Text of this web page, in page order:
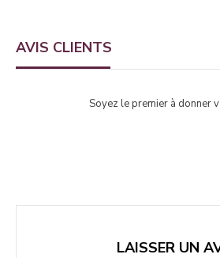
AVIS CLIENTS
Soyez le premier à donner
LAISSER UN